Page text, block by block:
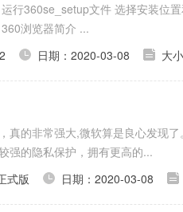
行360se_setup文件 选择安装位
浏览器简介 ...
日期：2020-03-08 大
真的非常强大,微软算是良心发现
强的隐私保护，拥有更高的...
式版
日期：2020-03-08